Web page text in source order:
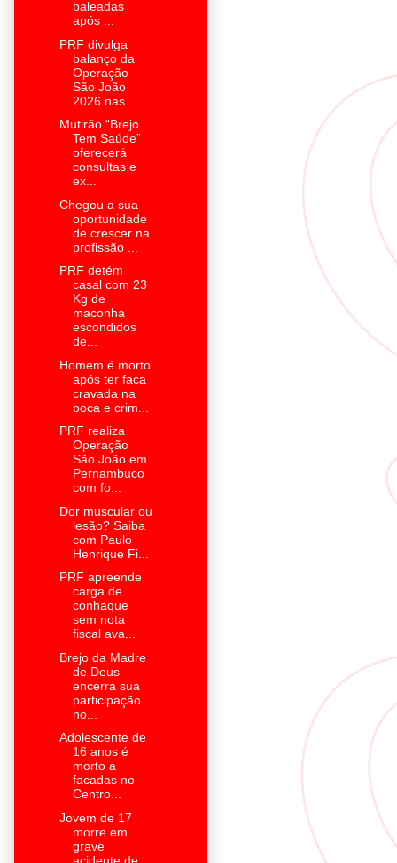
baleadas
após ...
PRF divulga
balanço da
Operação
São João
2026 nas ...
Mutirão “Brejo
Tem Saúde”
oferecerá
consultas e
ex...
Chegou a sua
oportunidade
de crescer na
profissão ...
PRF detém
casal com 23
Kg de
maconha
escondidos
de...
Homem é morto
após ter faca
cravada na
boca e crim...
PRF realiza
Operação
São João em
Pernambuco
com fo...
Dor muscular ou
lesão? Saiba
com Paulo
Henrique Fi...
PRF apreende
carga de
conhaque
sem nota
fiscal ava...
Brejo da Madre
de Deus
encerra sua
participação
no...
Adolescente de
16 anos é
morto a
facadas no
Centro...
Jovem de 17
morre em
grave
acidente de